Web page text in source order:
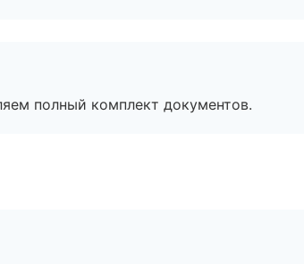
полный комплект документов.